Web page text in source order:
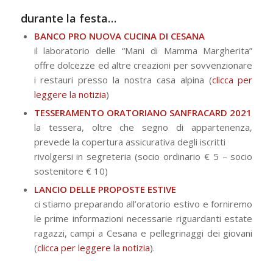
durante la festa…
BANCO PRO NUOVA CUCINA DI CESANA
il laboratorio delle “Mani di Mamma Margherita”
offre dolcezze ed altre creazioni per sovvenzionare
i restauri presso la nostra casa alpina (clicca per
leggere la notizia)
TESSERAMENTO ORATORIANO SANFRACARD 2021
la tessera, oltre che segno di appartenenza,
prevede la copertura assicurativa degli iscritti
rivolgersi in segreteria (socio ordinario € 5 – socio
sostenitore € 10)
LANCIO DELLE PROPOSTE ESTIVE
ci stiamo preparando all’oratorio estivo e forniremo
le prime informazioni necessarie riguardanti estate
ragazzi, campi a Cesana e pellegrinaggi dei giovani
(clicca per leggere la notizia).